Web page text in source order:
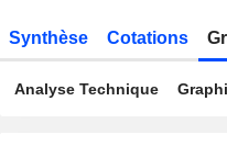
Synthèse Cotations
Analyse Technique